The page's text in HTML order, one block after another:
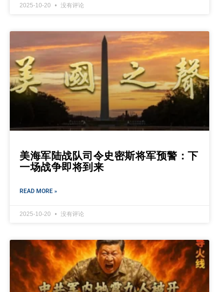
2025-10-20 没有评论
美海军陆战队司令史密斯将军预警：下
一场战争即将到来
READ MORE »
2025-10-20 没有评论